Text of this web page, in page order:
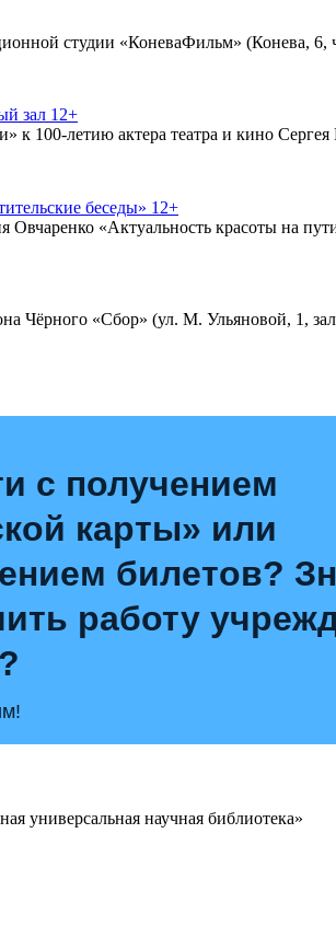
студии «КоневаФильм» (Конева, 6,
зал 12+
к 100-летию актера театра и кино
беседы» 12+
Овчаренко «Актуальность красоты на
Чёрного «Сбор» (ул. М. Ульяновой, 1,
с получением
карты» или
билетов?
работу
универсальная научная библиотека»